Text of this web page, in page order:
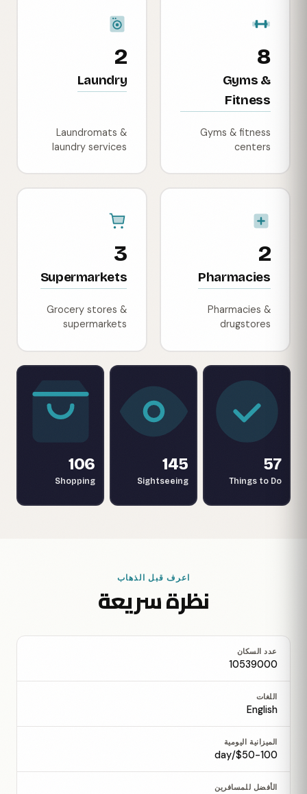
8
Gyms &
Fitness
Gyms & fitness
centers
2
Laundry
Laundromats &
laundry services
2
Pharmacies
Pharmacies &
drugstores
3
Supermarkets
Grocery stores &
supermarkets
57
Things to Do
145
Sightseeing
106
Shopping
اعرف قبل الذهاب
نظرة سريعة
عدد السكان
10539000
اللغات
English
الميزانية اليومية
$50-100/day
الأفضل للمسافرين